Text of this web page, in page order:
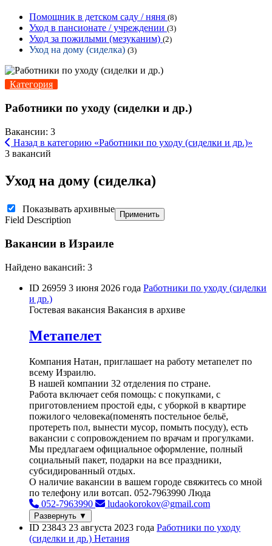
Помощник в детском саду / няня (8)
Уход в пансионате / учреждении (3)
Уход за пожилыми (мезуканим) (2)
Уход на дому (сиделка) (3)
Категория
Работники по уходу (сиделки и др.)
Вакансии: 3
Назад в категорию «Работники по уходу (сиделки и др.)»
3 вакансий
Уход на дому (сиделка)
Показывать архивные
Field Description
Применить
Вакансии в Израиле
Найдено вакансий: 3
ID 26959 3 июня 2026 года Работники по уходу (сиделки
и др.)
Гостевая вакансия Вакансия в архиве
Метапелет
Компания Натан, приглашает на работу метапелет по
всему Израилю.
В нашей компании 32 отделения по стране.
Работа включает себя помощь: с покупками, с
приготовлением простой еды, с уборкой в квартире
пожилого человека(поменять постельное бельё,
протереть пол, вынести мусор, помыть посуду), есть
вакансии с сопровождением по врачам и прогулками.
Мы предлагаем официальное оформление, полный
социальный пакет, подарки на все праздники,
субсидированный отдых.
О наличие вакансии в вашем городе свяжитесь со мной
по телефону или вотсап. 052-7963990 Люда
052-7963990
ludaokorokov@gmail.com
Развернуть ▼
ID 23843 23 августа 2023 года Работники по уходу
(сиделки и др.) Нетания